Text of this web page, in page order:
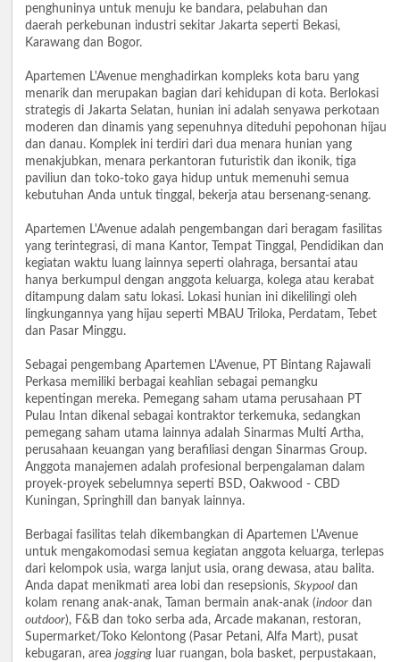
penghuninya untuk menuju ke bandara, pelabuhan dan
daerah perkebunan industri sekitar Jakarta seperti Bekasi,
Karawang dan Bogor.
Apartemen L'Avenue menghadirkan kompleks kota baru yang
menarik dan merupakan bagian dari kehidupan di kota. Berlokasi
strategis di Jakarta Selatan, hunian ini adalah senyawa perkotaan
moderen dan dinamis yang sepenuhnya diteduhi pepohonan hijau
dan danau. Komplek ini terdiri dari dua menara hunian yang
menakjubkan, menara perkantoran futuristik dan ikonik, tiga
paviliun dan toko-toko gaya hidup untuk memenuhi semua
kebutuhan Anda untuk tinggal, bekerja atau bersenang-senang.
Apartemen L'Avenue adalah pengembangan dari beragam fasilitas
yang terintegrasi, di mana Kantor, Tempat Tinggal, Pendidikan dan
kegiatan waktu luang lainnya seperti olahraga, bersantai atau
hanya berkumpul dengan anggota keluarga, kolega atau kerabat
ditampung dalam satu lokasi. Lokasi hunian ini dikelilingi oleh
lingkungannya yang hijau seperti MBAU Triloka, Perdatam, Tebet
dan Pasar Minggu.
Sebagai pengembang Apartemen L'Avenue, PT Bintang Rajawali
Perkasa memiliki berbagai keahlian sebagai pemangku
kepentingan mereka. Pemegang saham utama perusahaan PT
Pulau Intan dikenal sebagai kontraktor terkemuka, sedangkan
pemegang saham utama lainnya adalah Sinarmas Multi Artha,
perusahaan keuangan yang berafiliasi dengan Sinarmas Group.
Anggota manajemen adalah profesional berpengalaman dalam
proyek-proyek sebelumnya seperti BSD, Oakwood - CBD
Kuningan, Springhill dan banyak lainnya.
Berbagai fasilitas telah dikembangkan di Apartemen L'Avenue
untuk mengakomodasi semua kegiatan anggota keluarga, terlepas
dari kelompok usia, warga lanjut usia, orang dewasa, atau balita.
Anda dapat menikmati area lobi dan resepsionis, Skypool dan
kolam renang anak-anak, Taman bermain anak-anak (indoor dan
outdoor), F&B dan toko serba ada, Arcade makanan, restoran,
Supermarket/Toko Kelontong (Pasar Petani, Alfa Mart), pusat
kebugaran, area jogging luar ruangan, bola basket, perpustakaan,